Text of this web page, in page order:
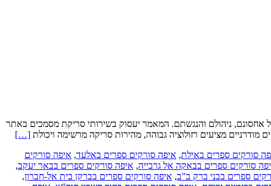
אחסונם, ניהולם והנגשתם. המאמר יעסוק בשירותי סריקת מסמכים באתר
מציעים רזולוציה גבוהה, מהירות סריקה מרשימה ויכולת Read
about
חברה
לסריקת
[…]
סורקים ספרים באילת, איפה סורקים ספרים באלעד, איפה סורקים
סורקים ספרים בבאקה אל גרבייה, איפה סורקים ספרים בבאר יעקב,
ספרים בבני ברק ב"ב, איפה סורקים ספרים בברקן בית אל-חברון,